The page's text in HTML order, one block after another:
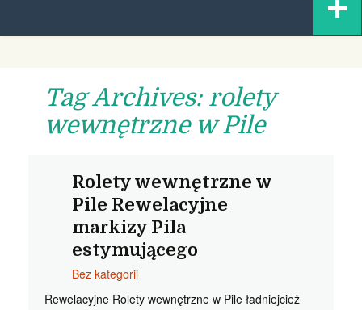
content
Tag Archives: rolety
wewnętrzne w Pile
Rolety wewnętrzne w
Pile Rewelacyjne
markizy Pila
estymującego
Bez kategorii
Rewelacyjne Rolety wewnętrzne w Pile ładniejcież